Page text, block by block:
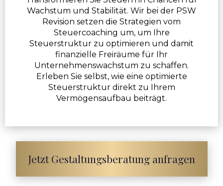
Wachstum und Stabilität. Wir bei der PSW
Revision setzen die Strategien vom
Steuercoaching um, um Ihre
Steuerstruktur zu optimieren und damit
finanzielle Freiräume für Ihr
Unternehmenswachstum zu schaffen.
Erleben Sie selbst, wie eine optimierte
Steuerstruktur direkt zu Ihrem
Vermögensaufbau beiträgt.
Jetzt Gestaltungsberatung anfragen